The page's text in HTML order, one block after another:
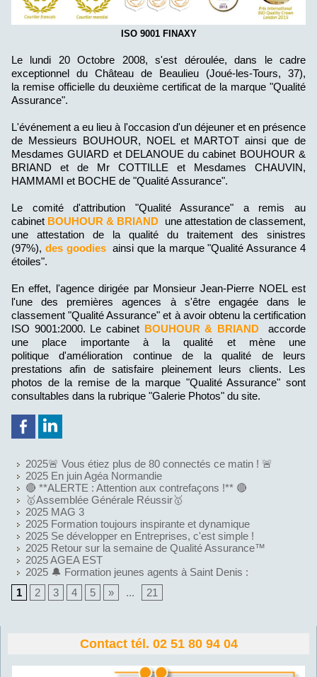
Contact tél. 02 51 80 94 04
ISO 9001 FINAXY
Le lundi 20 Octobre 2008, s'est déroulée, dans le cadre
exceptionnel du Château de Beaulieu (Joué-les-Tours, 37),
la remise officielle du deuxième certificat de la marque "Qualité
Assurance".
L'événement a eu lieu à l'occasion d'un déjeuner et en présence
de Messieurs BOUHOUR, NOEL et MARTOT ainsi que de
Mesdames GUIARD et DELANOUE du cabinet BOUHOUR &
BRIAND et de Mr COTTILLE et Mesdames CHAUVIN,
HAMMAMI et BOCHE de "Qualité Assurance".
Le comité d'attribution "Qualité Assurance" a remis au
cabinet BOUHOUR & BRIAND une attestation de classement,
une attestation de la qualité du traitement des sinistres
(97%), des goodies ainsi que la marque "Qualité Assurance 4
étoiles".
En effet, l'agence dirigée par Monsieur Jean-Pierre NOEL est
l'une des premières agences à s'être engagée dans le
classement "Qualité Assurance" et à avoir obtenu la certification
ISO 9001:2000. Le cabinet BOUHOUR & BRIANDaccorde
une place importante à la qualité et mène une
politique d'amélioration continue de la qualité de leurs
prestations afin de satisfaire pleinement leurs clients. Les
photos de la remise de la marque "Qualité Assurance" sont
consultables dans la rubrique "Galerie Photos" du site.
2025🚨 Vous étiez plus de 80 connectés ce matin ! 🚨
2025 En juin Agéa Normandie
🔴 **ALERTE : Attention aux contrefaçons !** 🔴
🥇Assemblée Générale Réussir🥇
2025 MAG 3
2025 Formation toujours inspirante et dynamique
2025 Se développer en Entreprises, c'est simple !
2025 Retour sur la semaine de Qualité Assurance™
2025 AGEA EST
2025 🔔 Formation jeunes agents à Saint Denis :
1
2 3 4 5 » ... 21